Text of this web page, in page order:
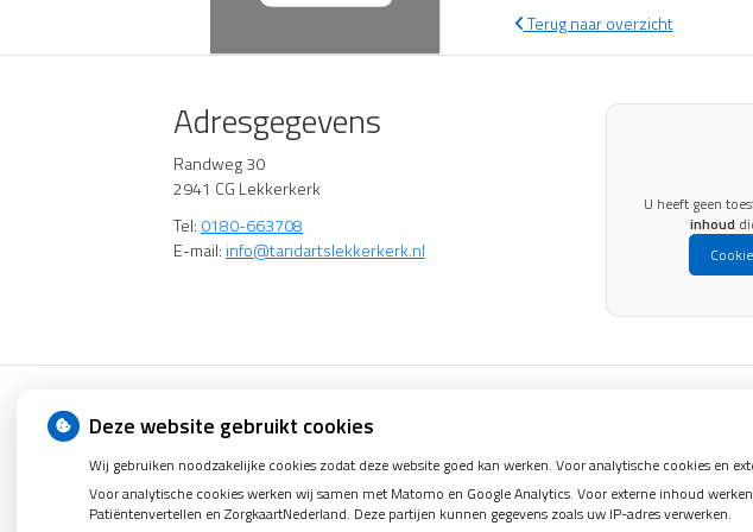
Terug naar overzicht
Adresgegevens
Randweg 30
2941 CG Lekkerkerk
Tel: 0180-663708
E-mail: info@tandartslekkerkerk.nl
U heeft geen
inhoud
Deze website gebruikt cookies
Wij gebruiken noodzakelijke cookies zodat deze website goed kan werken. Voor analytische cookies en
Voor analytische cookies werken wij samen met Matomo en Google Analytics. Voor externe inhoud
Patiëntenvertellen en ZorgkaartNederland. Deze partijen kunnen gegevens zoals uw IP-adres verwerken.